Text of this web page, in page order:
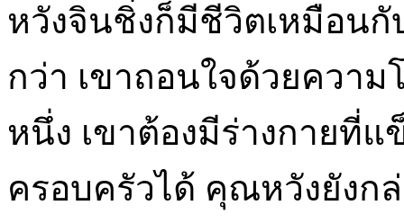
หวังจินชิ่งก็มีชีวิตเหมือน
กว่า เขาถอนใจด้วยควา
หนึ่ง เขาต้องมีร่างกายที่แ
ครอบครัวได้ คุณหวังยัง